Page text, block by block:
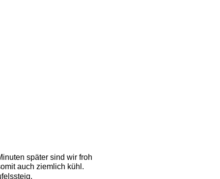
später sind wir froh
auch ziemlich kühl.